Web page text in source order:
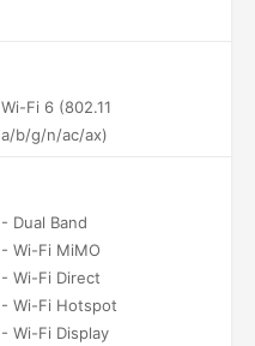
Wi-Fi 6 (802.11
a/b/g/n/ac/ax)
- Dual Band
- Wi-Fi MiMO
- Wi-Fi Direct
- Wi-Fi Hotspot
- Wi-Fi Display